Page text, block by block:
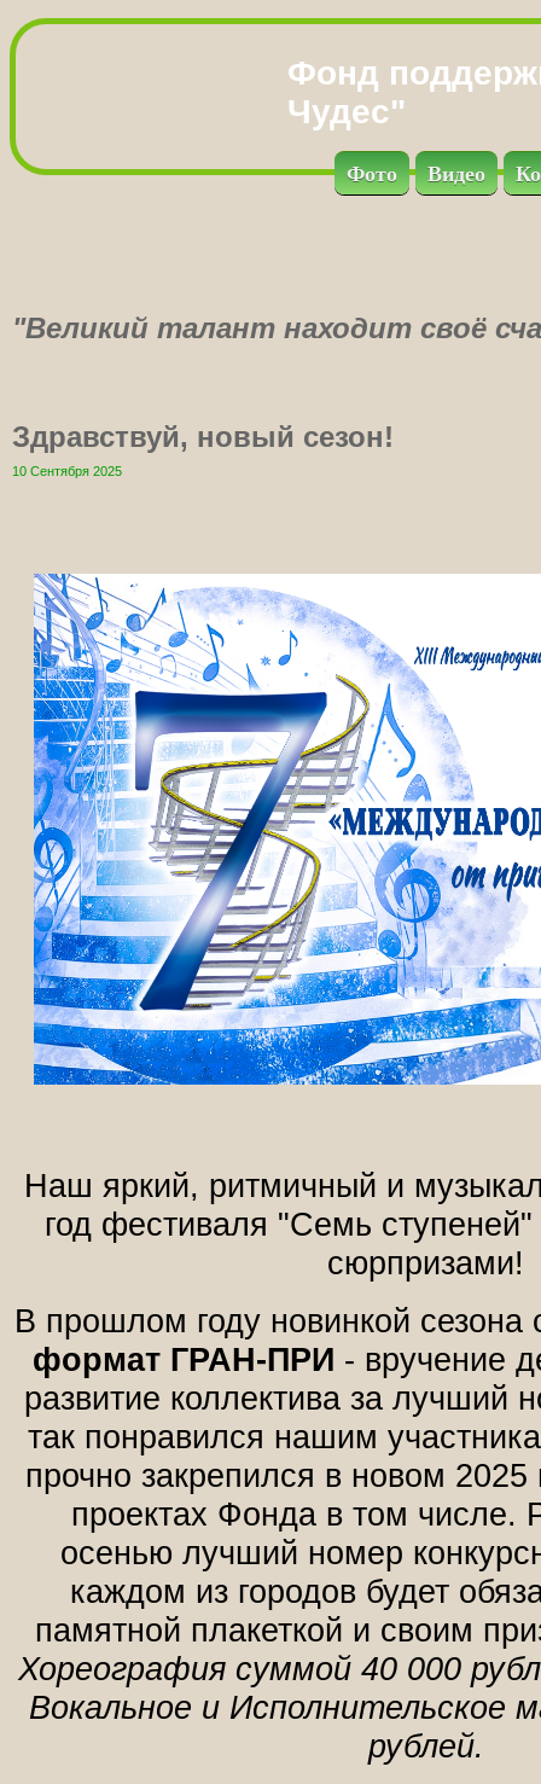
Фонд
Чудес"
Фото Видео
"Великий талант находит своё
Здравствуй, новый сезон!
10 Сентября 2025
Наш яркий, ритмичный и
год фестиваля "Семь ступеней"
сюрпризами!
В прошлом году новинкой сезона
формат ГРАН-ПРИ - вручение
развитие коллектива за лучший
так понравился нашим
прочно закрепился в новом 2025
проектах Фонда в том числе.
осенью лучший номер
каждом из городов будет
памятной плакеткой и своим
Хореография суммой 40 000
Вокальное и Исполнительское
рублей.